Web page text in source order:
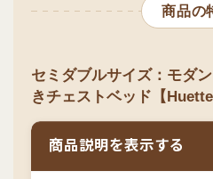
商品の
セミダブルサイズ：モダ
きチェストベッド【
商品説明を表示する